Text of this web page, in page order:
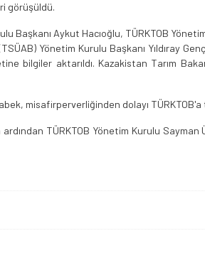
görüşüldü.
Başkanı Aykut Hacıoğlu, TÜRKTOB
Yönetim Kurulu Başkanı Yıldıray
aktarıldı. Kazakistan Tarım
misafirperverliğinden dolayı
TÜRKTOB Yönetim Kurulu Sayman